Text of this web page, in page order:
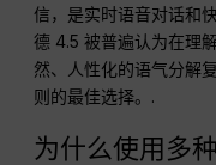
信，是实时语音对话和
德 4.5 被普遍认为在理
然、人性化的语气分解
则的最佳选择。.
为什么使用多